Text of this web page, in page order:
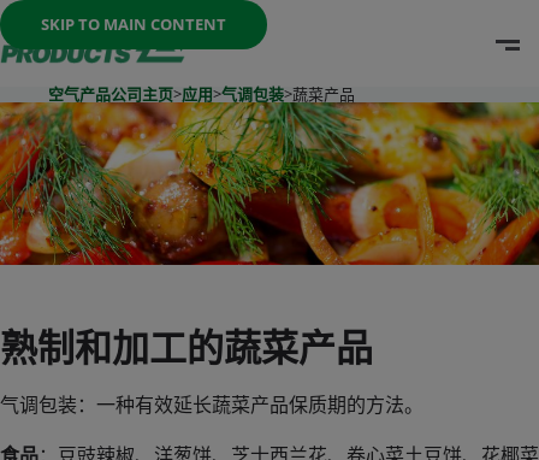
SKIP TO MAIN CONTENT
Once the menu is open you can move between options
空气产品公司主页>应用>气调包装>蔬菜产品
熟制和加工的蔬菜产品
气调包装：一种有效延长蔬菜产品保质期的方法。